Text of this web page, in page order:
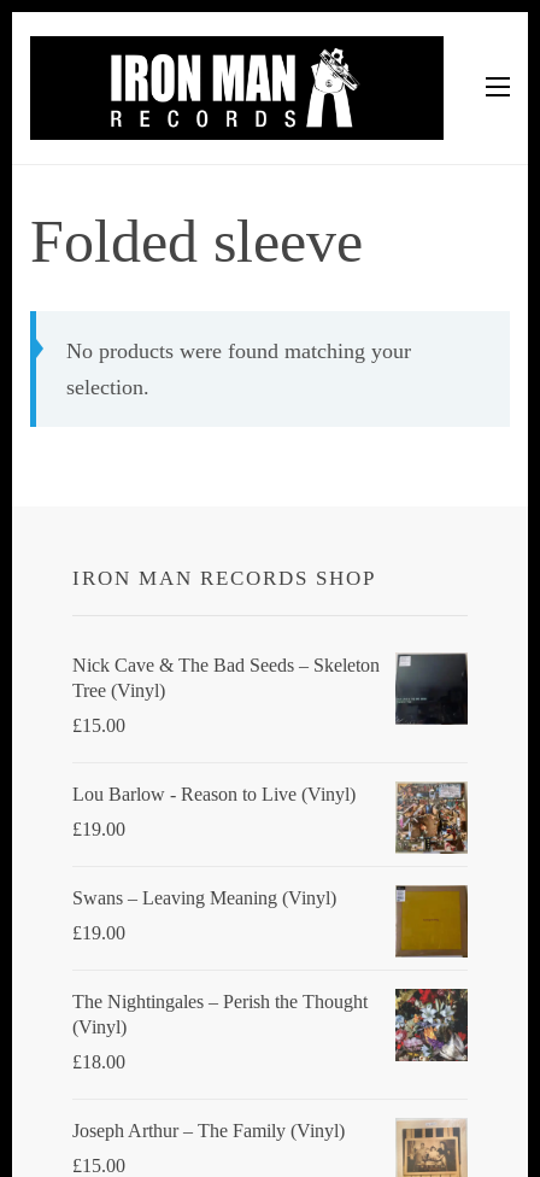
Folded sleeve
No products were found matching your
selection.
IRON MAN RECORDS SHOP
Nick Cave & The Bad Seeds ‎– Skeleton
Tree (Vinyl)
£15.00
Lou Barlow - Reason to Live (Vinyl)
£19.00
Swans ‎– Leaving Meaning (Vinyl)
£19.00
The Nightingales ‎– Perish the Thought
(Vinyl)
£18.00
Joseph Arthur ‎– The Family (Vinyl)
£15.00